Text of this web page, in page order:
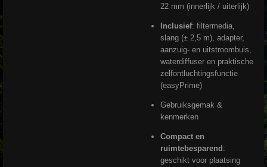
22 mm (innerlijk / uiterlijk)
Inclusief: filtermedia,
slang (± 2,5 m), adapter,
aanzuig- en uitstroombuis,
waterdiffuser en praktische
zelfontluchtingsfunctie
(easyPrime)
Gebruiksgemak &
kenmerken
Compact en
ruimtebesparend :
geschikt voor plaatsing